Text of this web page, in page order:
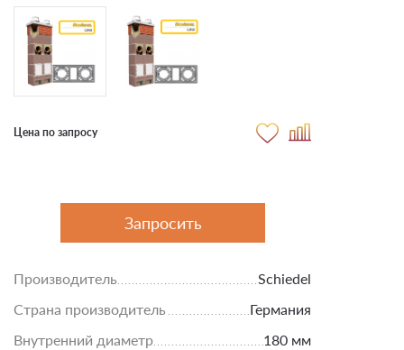
Цена по запросу
Запросить
Производитель
Schiedel
Страна производитель
Германия
Внутренний диаметр
180 мм